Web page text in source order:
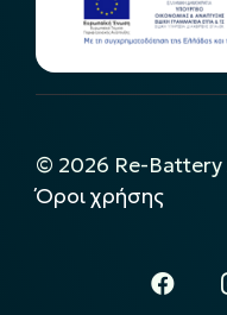
© 2026 Re-Battery
Όροι χρήσης